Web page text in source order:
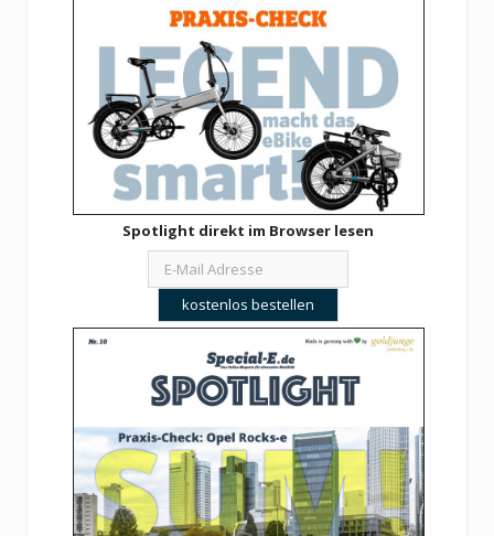
Spotlight direkt im Browser lesen